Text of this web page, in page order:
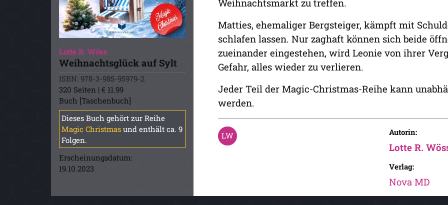
Lotte R. Wöss
Weihnachtsglück auf Sylt
ISBN: 978-3-985-95979-2
320 Seiten | € 11.99
Buch [Taschenbuch]
Dieses Buch gehört zur Reihe
Magic Christmas und enthält ca. 9
Folgen.
Erscheinungsdatum:
19.10.2023
Weihnachtsmarkt zu treffen.
Matties, ehemaliger Bergsteiger, kämpft mit
schlafen lassen. Nur zaghaft können sich beide
zueinander eingestehen, wird Leonie von ihrer
Gefahr, alles wieder zu verlieren.
Jeder Teil der Magic-Christmas-Reihe kann
werden.
Autorin:
Lotte R.
Verlag:
Nova MD